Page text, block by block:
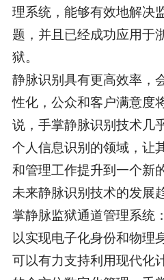
理系统，能够有效地解决
题，并且已经成功应用于
狱。
静脉识别具有更高效率，
性化，公众和客户满意度
说，手掌静脉识别技术几
个人信息识别的领域，让
和管理工作提升到一个新
未来静脉识别技术的发展
掌静脉监狱通道管理系统
以实现电子化身份和物理
可以有力支持利用现代化